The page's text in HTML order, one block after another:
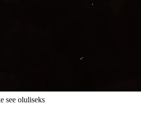
see oluliseks